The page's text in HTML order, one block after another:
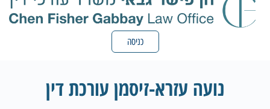
כניסה
נועה עזרא-זיסמן עורכת דין